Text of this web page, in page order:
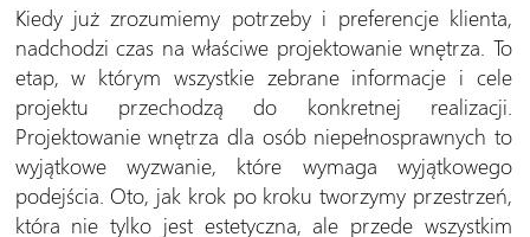
Kiedy już zrozumiemy potrzeby i preferencje klienta,
nadchodzi czas na właściwe projektowanie wnętrza. To
etap, w którym wszystkie zebrane informacje i cele
projektu przechodzą do konkretnej realizacji.
Projektowanie wnętrza dla osób niepełnosprawnych to
wyjątkowe wyzwanie, które wymaga wyjątkowego
podejścia. Oto, jak krok po kroku tworzymy przestrzeń,
która nie tylko jest estetyczna, ale przede wszystkim